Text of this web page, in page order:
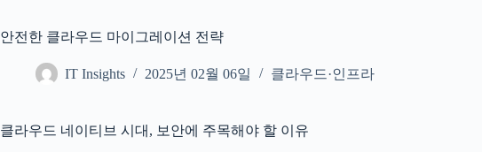
안전한 클라우드 마이그레이션 전략
IT Insights 2025년 02월 06일 클라우드·인프라
클라우드 네이티브 시대, 보안에 주목해야 할 이유